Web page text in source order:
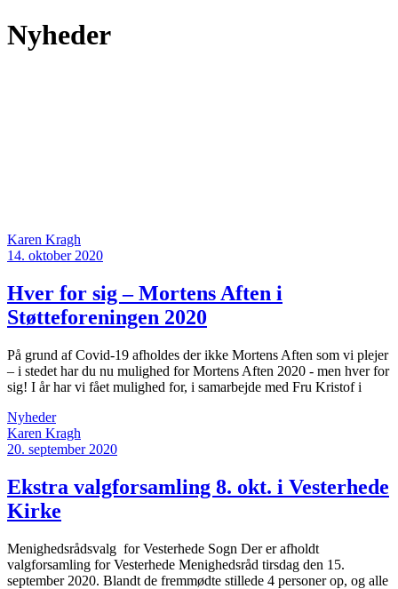
Nyheder
Karen Kragh
14. oktober 2020
Hver for sig – Mortens Aften i
Støtteforeningen 2020
På grund af Covid-19 afholdes der ikke Mortens Aften som vi plejer
– i stedet har du nu mulighed for Mortens Aften 2020 - men hver for
sig! I år har vi fået mulighed for, i samarbejde med Fru Kristof i
Nyheder
Karen Kragh
20. september 2020
Ekstra valgforsamling 8. okt. i Vesterhede
Kirke
Menighedsrådsvalg for Vesterhede Sogn Der er afholdt
valgforsamling for Vesterhede Menighedsråd tirsdag den 15.
september 2020. Blandt de fremmødte stillede 4 personer op, og alle